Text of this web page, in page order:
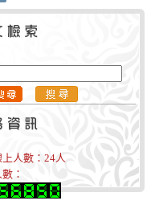
人數： 24人
：